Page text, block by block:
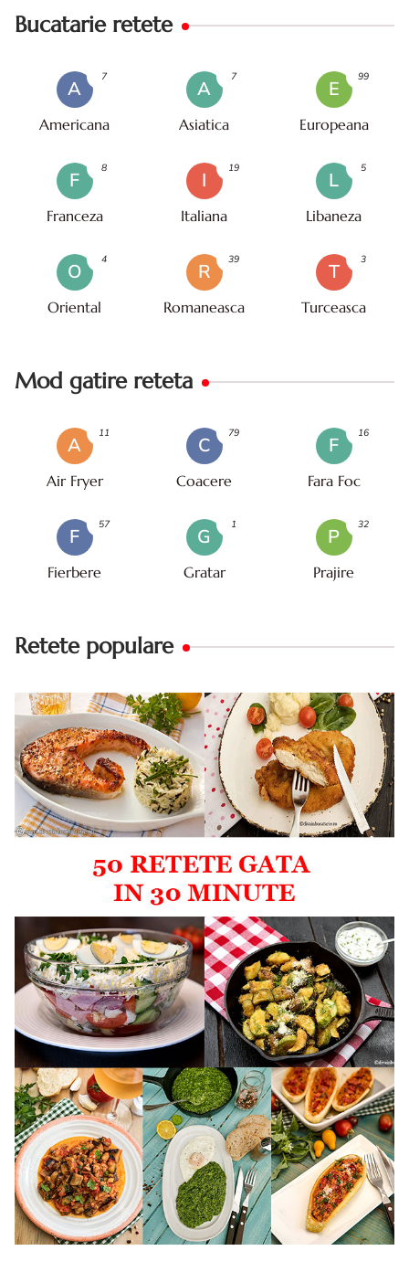
Bucatarie retete
A
Americana
7
A
Asiatica
7
E
Europeana
99
F
Franceza
8
I
Italiana
19
L
Libaneza
5
O
Oriental
4
R
Romaneasca
39
T
Turceasca
3
Mod gatire reteta
A
Air Fryer
11
C
Coacere
79
F
Fara Foc
16
F
Fierbere
57
G
Gratar
1
P
Prajire
32
Retete populare